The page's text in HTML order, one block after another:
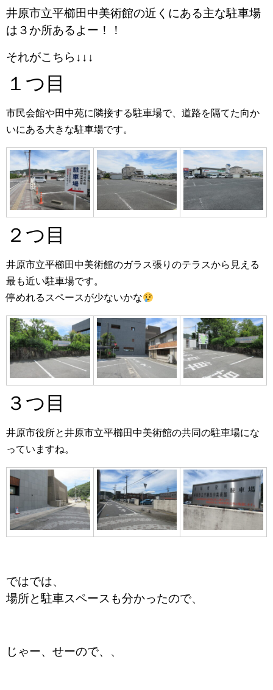
井原市立平櫛田中美術館の近くにある主な駐車場
は３か所あるよー！！
それがこちら↓↓↓
１つ目
市民会館や田中苑に隣接する駐車場で、道路を隔てた向か
いにある大きな駐車場です。
２つ目
井原市立平櫛田中美術館のガラス張りのテラスから見える
最も近い駐車場です。
停めれるスペースが少ないかな
３つ目
井原市役所と井原市立平櫛田中美術館の共同の駐車場にな
っていますね。
ではでは、
場所と駐車スペースも分かったので、
じゃー、せーので、、